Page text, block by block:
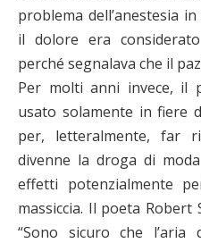
problema dell’anestesia
il dolore era
perché segnalava che il
Per molti anni invece, il
usato solamente in fiere
per, letteralmente, far
divenne la droga di
effetti potenzialmente
massiccia. Il poeta
“Sono sicuro che l’aria